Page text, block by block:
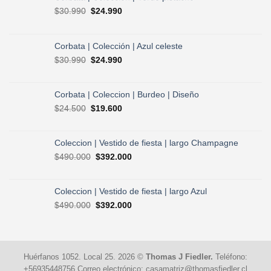
$30.990 El
era:
$30.990.
$24.990El
es:
$24.990.
Corbata | Colección | Azul celeste
$30.990 El
era:
$30.990.
$24.990El
es:
Corbata | Coleccion | Burdeo | Diseño
$24.500 El
era:
$24.500.
$19.600El
es:
$19.600.
Coleccion | Vestido de fiesta | largo Champagne
$490.000 El
era:
$490.000.
$392.000El
es:
Coleccion | Vestido de fiesta | largo Azul
$490.000 El
$392.000El
Huérfanos 1052. Local 25. 2026 © Thomas J Fiedler. Teléfono:
+56935448756 Correo electrónico: casamatriz@thomasfiedler.cl